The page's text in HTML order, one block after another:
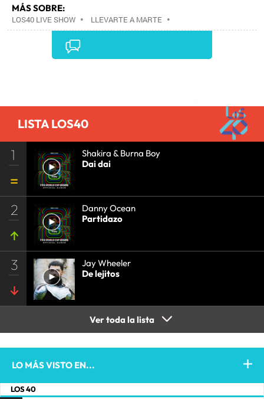
MÁS SOBRE:
LOS40 LIVE SHOW • LLEVARTE A MARTE •
CONCIERTOS•LOS40•GRUPOS MÚSICA•
EVENTOS MUSICALES
•RADIO•AGENDA•PRISA MEDIA•
COMUNICACIÓN•COMUNICACIÓN•
LISTA LOS40
1
Shakira & Burna Boy
Dai dai
2
Danny Ocean
Partidazo
3
Jay Wheeler
De lejitos
Ver toda la lista
LO MÁS VISTO EN...
LOS 40